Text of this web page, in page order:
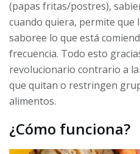
(papas fritas/postres),
cuando quiera, permite que
saboree lo que está
frecuencia. Todo esto
revolucionario contrario a
que quitan o restringen
alimentos.
¿Cómo funciona?